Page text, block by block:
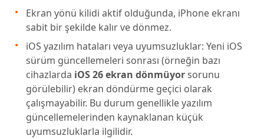
Ekran yönü kilidi aktif olduğunda, iPhone ekranı
sabit bir şekilde kalır ve dönmez.
iOS yazılım hataları veya uyumsuzluklar: Yeni iOS
sürüm güncellemeleri sonrası (örneğin bazı
cihazlarda iOS 26 ekran dönmüyorsorunu
görülebilir) ekran döndürme geçici olarak
çalışmayabilir. Bu durum genellikle yazılım
güncellemelerinden kaynaklanan küçük
uyumsuzluklarla ilgilidir.